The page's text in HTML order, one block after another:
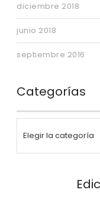
diciembre 2018
junio 2018
septiembre 2016
Categorías